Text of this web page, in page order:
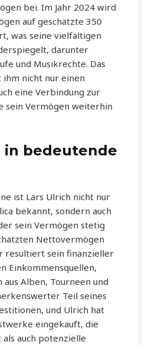
bei. Im Jahr 2024 wird
auf geschätzte 350
was seine vielfältigen
darunter
und Musikrechte. Das
nicht nur einen
eine Verbindung zur
sein Vermögen weiterhin
bedeutende
ist Lars Ulrich nicht nur
bekannt, sondern auch
sein Vermögen stetig
Nettovermögen
resultiert sein finanzieller
Einkommensquellen,
Alben, Tourneen und
Teil seines
und Ulrich hat
eingekauft, die
auch potenzielle